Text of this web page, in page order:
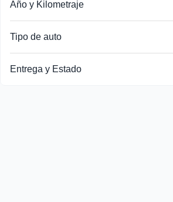
Año y Kilometraje
Tipo de auto
Entrega y Estado